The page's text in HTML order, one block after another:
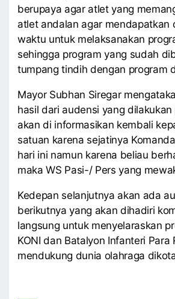
berupaya agar atlet yang
atlet andalan agar mendapatkan
waktu untuk melaksanakan
sehingga program yang sudah
tumpang tindih dengan program
Mayor Subhan Siregar
hasil dari audensi yang dilakukan
akan di informasikan kembali
satuan karena sejatinya
hari ini namun karena beliau
maka WS Pasi-/ Pers yang
Kedepan selanjutnya akan ada
berikutnya yang akan dihadiri
langsung untuk menyelaraskan
KONI dan Batalyon Infanteri Para
mendukung dunia olahraga